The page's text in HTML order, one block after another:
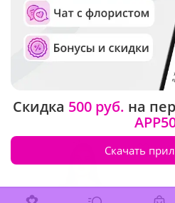
5(441)
Букет "Персиковый
поцелуй"
3 400 ₽
Скидка 500 руб. на
Скачать